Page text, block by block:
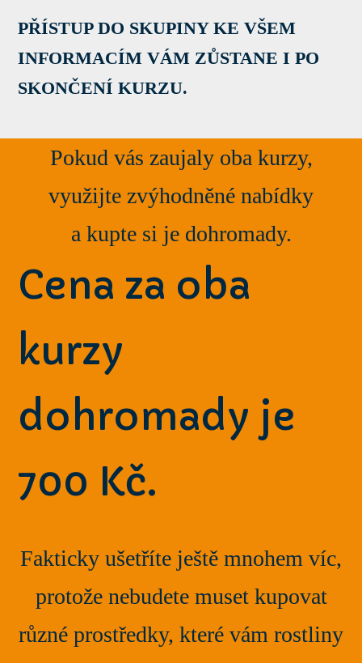
PŘÍSTUP DO SKUPINY KE VŠEM
INFORMACÍM VÁM ZŮSTANE I PO
SKONČENÍ KURZU.
Pokud vás zaujaly oba kurzy,
využijte zvýhodněné nabídky
a kupte si je dohromady.
Cena za oba
kurzy
dohromady je
700 Kč.
Fakticky ušetříte ještě mnohem víc,
protože nebudete muset kupovat
různé prostředky, které vám rostliny